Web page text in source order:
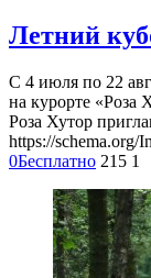
Летний
С 4 июля по 22
на курорте «Роза
Роза Хутор
https://schema.org/
0Бесплатно 215 1